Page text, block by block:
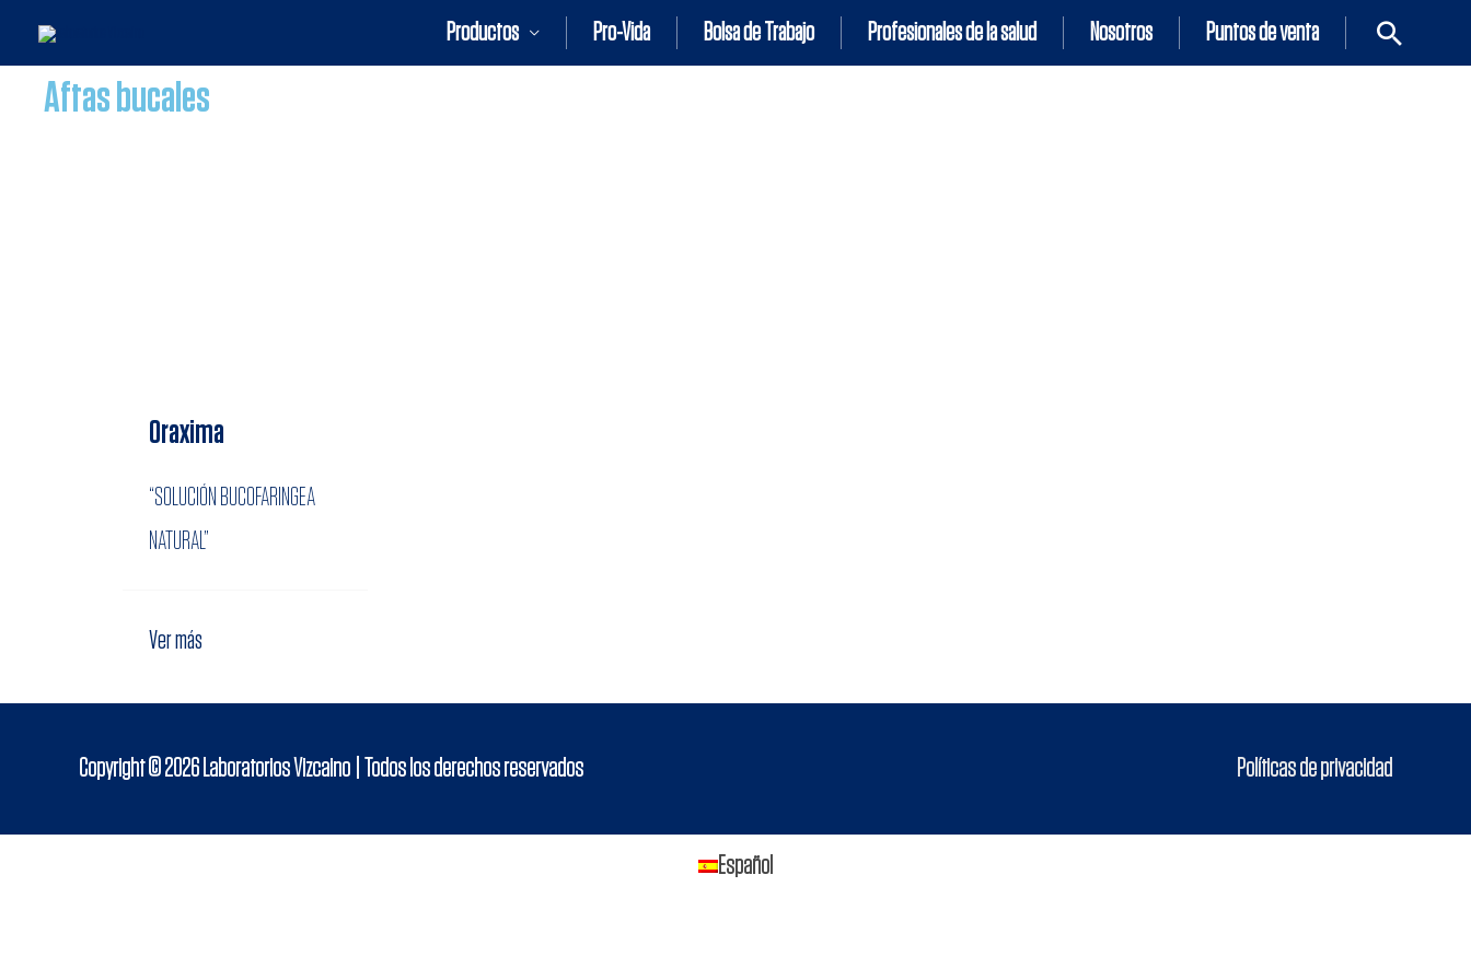
Productos Pro-Vida Bolsa de Trabajo Profesionales de la salud Nosotros Puntos de venta
Aftas bucales
Oraxima
“SOLUCIÓN BUCOFARINGEA
NATURAL”
Ver más
Copyright © 2026 Laboratorios Vizcaino | Todos los derechos reservados Políticas de privacidad
Español